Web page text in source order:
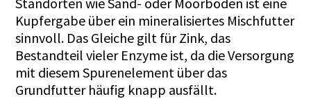
Kupfergabe über ein mineralisiertes Mischfutter
sinnvoll. Das Gleiche gilt für Zink, das
Bestandteil vieler Enzyme ist, da die Versorgung
mit diesem Spurenelement über das
Grundfutter häufig knapp ausfällt.